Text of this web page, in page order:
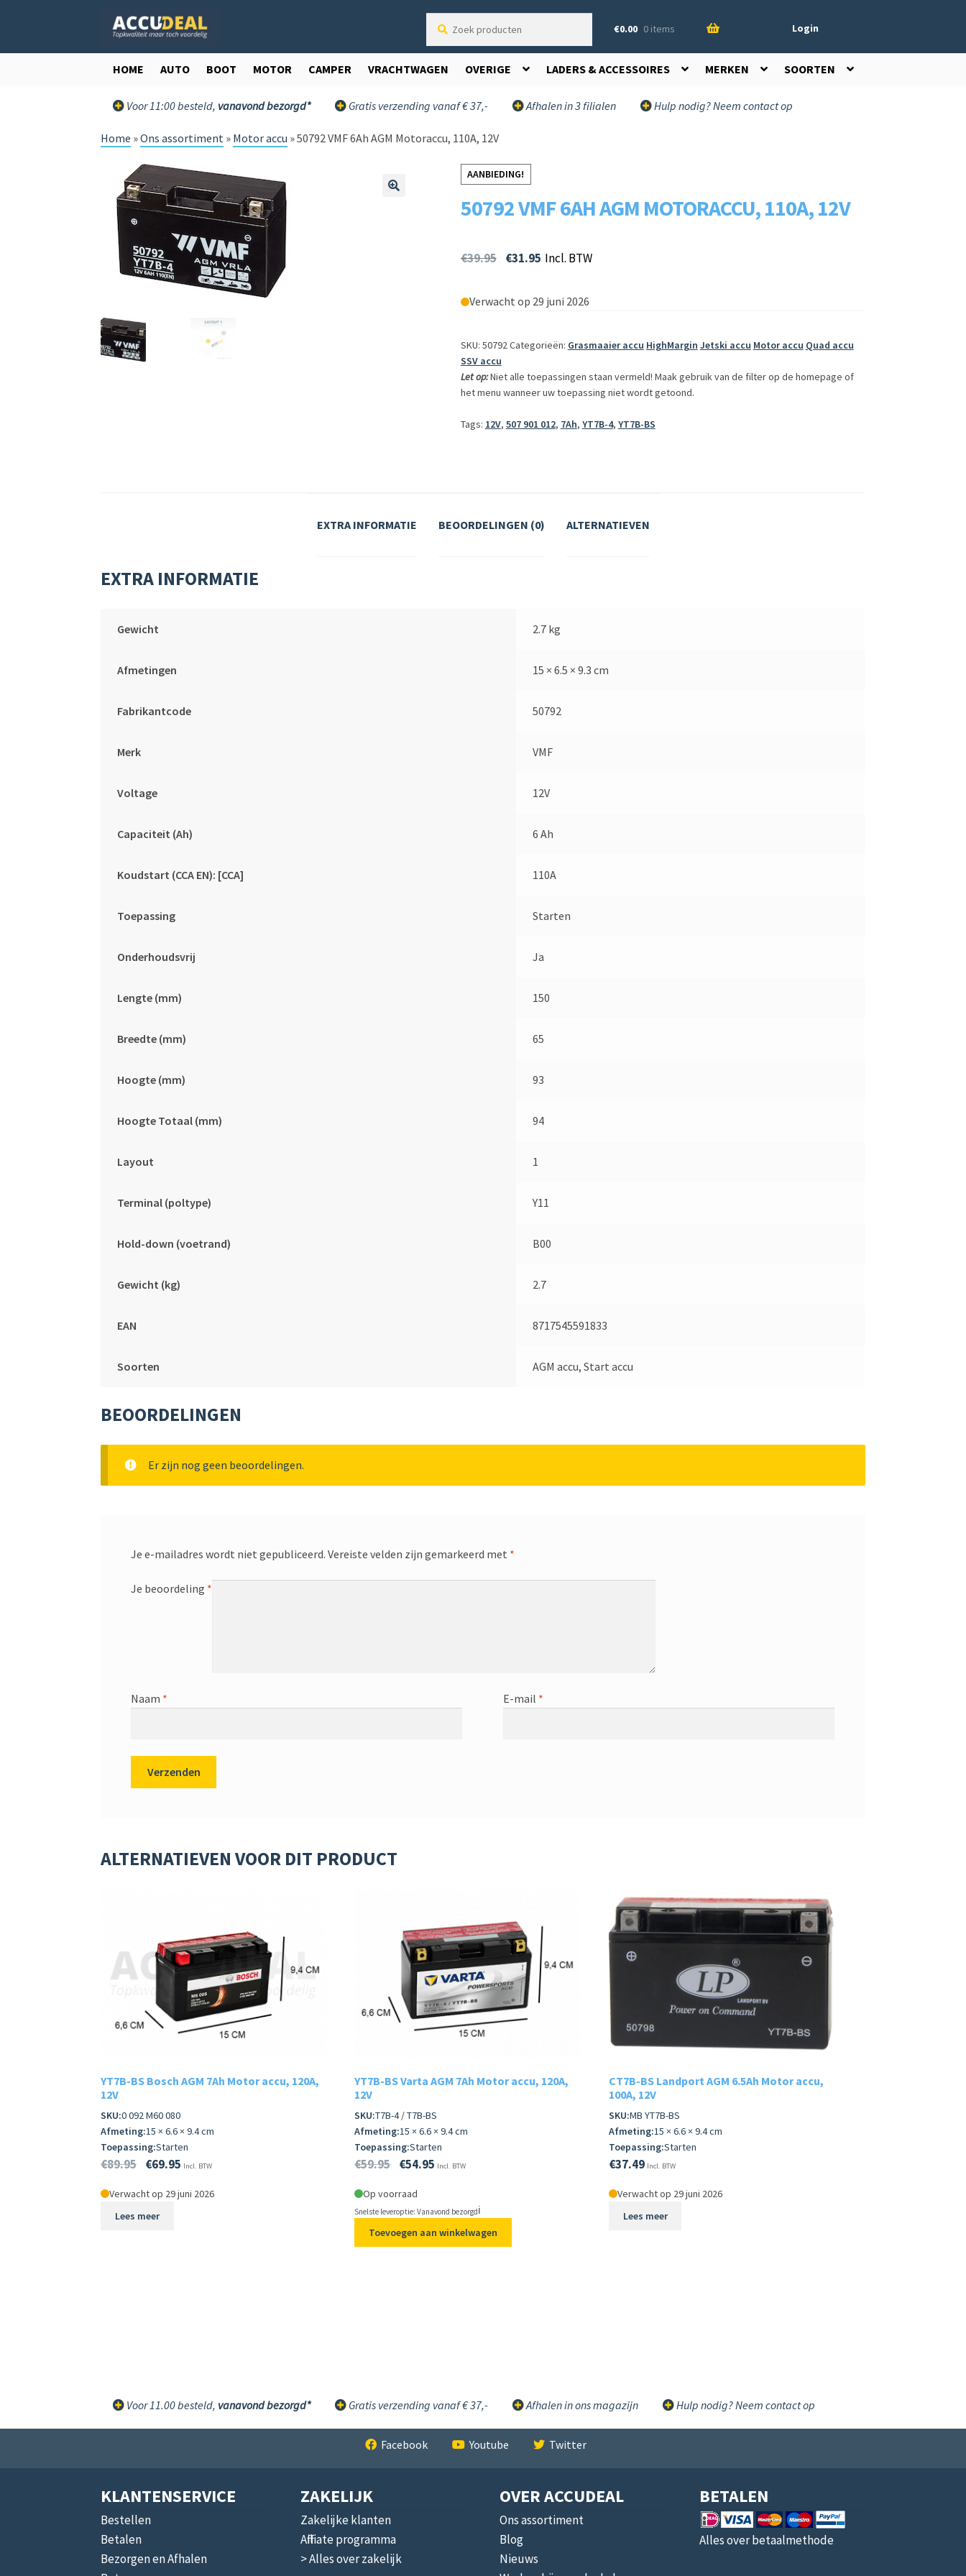
door
direct
€0.00 0 items
producten
HOME AUTO BOOT MOTOR CAMPER VRACHTWAGEN OVERIGE LADERS & ACCESSOIRES MERKEN SOORTEN
Voor 11:00 besteld, vanavond bezorgd* Gratis verzending vanaf € 37,- Afhalen in 3 filialen Hulp nodig? Neem contact op
Home »Ons assortiment » Motor accu »50792 VMF 6Ah AGM Motoraccu, 110A, 12V
AANBIEDING!
50792 VMF 6AH AGM MOTORACCU, 110A, 12V
€39.95 €31.95 Incl. BTW
Verwacht op 29 juni 2026
SKU: 50792Categorieën: Grasmaaier accu HighMargin Jetski accu Motor accu Quad accu
SSV accu
Let op:Niet alle toepassingen staan vermeld! Maak gebruik van de filter op de homepage of
het menu wanneer uw toepassing niet wordt getoond.
Tags: 12V, 507 901 012, 7Ah, YT7B-4, YT7B-BS
EXTRA INFORMATIE BEOORDELINGEN (0) ALTERNATIEVEN
EXTRA INFORMATIE
Gewicht 2.7 kg
Afmetingen 15 × 6.5 × 9.3 cm
Fabrikantcode 50792
Merk VMF
Voltage 12V
Capaciteit (Ah) 6 Ah
Koudstart (CCA EN): [CCA] 110A
Toepassing Starten
Onderhoudsvrij Ja
Lengte (mm) 150
Breedte (mm) 65
Hoogte (mm) 93
Hoogte Totaal (mm) 94
Layout 1
Terminal (poltype) Y11
Hold-down (voetrand) B00
Gewicht (kg) 2.7
EAN 8717545591833
Soorten AGM accu, Start accu
BEOORDELINGEN
Er zijn nog geen beoordelingen.
Je e-mailadres wordt niet gepubliceerd. Vereiste velden zijn gemarkeerd met *
Je beoordeling *
Naam * E-mail *
ALTERNATIEVEN VOOR DIT PRODUCT
YT7B-BS Bosch AGM 7Ah Motor accu, 120A,
12V
SKU:0 092 M60 080
Afmeting:15 × 6.6 × 9.4 cm
Toepassing:Starten
€89.95 €69.95 Incl. BTW
Verwacht op 29 juni 2026
Lees meer
YT7B-BS Varta AGM 7Ah Motor accu, 120A,
12V
SKU:T7B-4 / T7B-BS
Afmeting:15 × 6.6 × 9.4 cm
Toepassing:Starten
€59.95 €54.95 Incl. BTW
Op voorraad
Snelste leveroptie: Vanavond bezorgdℹ️
Toevoegen aan winkelwagen
CT7B-BS Landport AGM 6.5Ah Motor accu,
100A, 12V
SKU:MB YT7B-BS
Afmeting:15 × 6.6 × 9.4 cm
Toepassing:Starten
€37.49 Incl. BTW
Verwacht op 29 juni 2026
Lees meer
Voor 11.00 besteld, vanavond bezorgd* Gratis verzending vanaf € 37,- Afhalen in ons magazijn Hulp nodig? Neem contact op
Facebook Youtube Twitter
KLANTENSERVICE
Bestellen
Betalen
Bezorgen en Afhalen
ZAKELIJK
Zakelijke klanten
Affiliate programma
> Alles over zakelijk
OVER ACCUDEAL
Ons assortiment
Blog
Nieuws
BETALEN
Alles over betaalmethode
Login